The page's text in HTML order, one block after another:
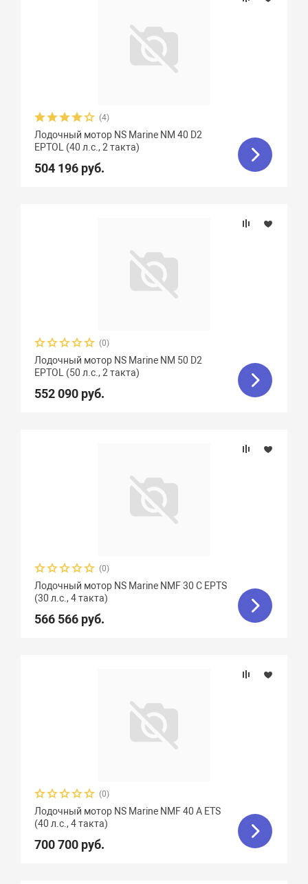
(4)
Лодочный мотор NS Marine NM 40 D2
EPTOL (40 л.с., 2 такта)
504 196 руб.
(0)
Лодочный мотор NS Marine NM 50 D2
EPTOL (50 л.с., 2 такта)
552 090 руб.
(0)
Лодочный мотор NS Marine NMF 30 C EPTS
(30 л.с., 4 такта)
566 566 руб.
(0)
Лодочный мотор NS Marine NMF 40 A ETS
(40 л.с., 4 такта)
700 700 руб.